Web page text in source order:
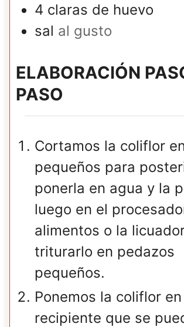
4 claras de huevo
sal al gusto
ELABORACIÓN
PASO
Cortamos la coliflor
pequeños para
ponerla en agua y la
luego en el
alimentos o la
triturarlo en pedazos
pequeños.
Ponemos la coliflor
recipiente que se